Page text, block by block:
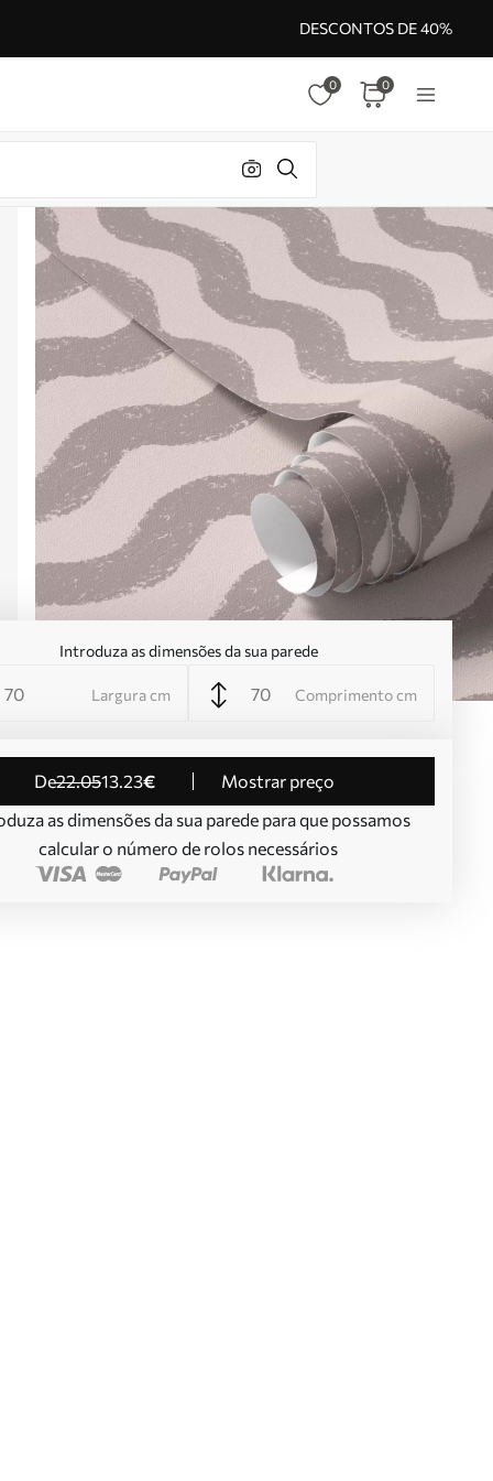
DESCONTOS DE 40%
0 0
Introduza as dimensões da sua parede
Largura cm Comprimento cm
de22.0513.23€
Mostrar preço
as dimensões da sua parede para que possamos
calcular o número de rolos necessários